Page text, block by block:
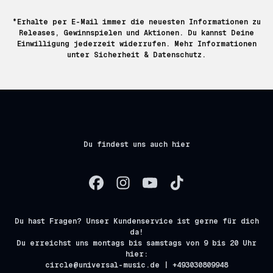
*Erhalte per E-Mail immer die neuesten Informationen zu
Releases, Gewinnspielen und Aktionen. Du kannst Deine
Einwilligung jederzeit widerrufen. Mehr Informationen
unter Sicherheit & Datenschutz.
Du findest uns auch hier
Du hast Fragen? Unser Kundenservice ist gerne für dich
da!
Du erreichst uns montags bis samstags von 9 bis 20 Uhr
hier:
circle@universal-music.de | +493030809948